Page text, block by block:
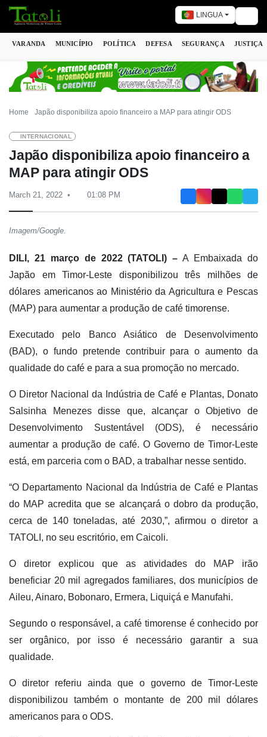
LINGUA
VARANDA MUNICÍPIO POLÍTICA DEFESA SEGURANÇA JUSTIÇA
Home Japão disponibiliza apoio financeiro a MAP para atingir ODS
INTERNACIONAL
Japão disponibiliza apoio financeiro a
MAP para atingir ODS
March 21, 2022 01:08 PM
Imagem/Google.
DILI, 21 março de 2022 (TATOLI) – A Embaixada do
Japão em Timor-Leste disponibilizou três milhões de
dólares americanos ao Ministério da Agricultura e Pescas
(MAP) para aumentar a produção de café timorense.
Executado pelo Banco Asiático de Desenvolvimento
(BAD), o fundo pretende contribuir para o aumento da
qualidade do café e para a sua promoção no mercado.
O Diretor Nacional da Indústria de Café e Plantas, Donato
Salsinha Menezes disse que, alcançar o Objetivo de
Desenvolvimento Sustentável (ODS), é necessário
aumentar a produção de café. O Governo de Timor-Leste
está, em parceria com o BAD, a trabalhar nesse sentido.
“O Departamento Nacional da Indústria de Café e Plantas
do MAP acredita que se alcançará o dobro da produção,
cerca de 140 toneladas, até 2030,”, afirmou o diretor a
TATOLI, no seu escritório, em Caicoli.
O diretor explicou que as atividades do MAP irão
beneficiar 20 mil agregados familiares, dos municípios de
Aileu, Ainaro, Bobonaro, Ermera, Liquiçá e Manufahi.
Segundo o responsável, a café timorense é conhecido por
ser orgânico, por isso é necessário garantir a sua
qualidade.
O diretor referiu ainda que o governo de Timor-Leste
disponibilizou também o montante de 200 mil dólares
americanos para o ODS.